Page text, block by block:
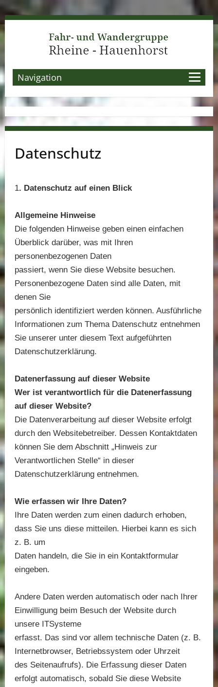
Navigation
Datenschutz
1. Datenschutz auf einen Blick
Allgemeine Hinweise
Die folgenden Hinweise geben einen einfachen
Überblick darüber, was mit Ihren
personenbezogenen Daten
passiert, wenn Sie diese Website besuchen.
Personenbezogene Daten sind alle Daten, mit
denen Sie
persönlich identifiziert werden können. Ausführliche
Informationen zum Thema Datenschutz entnehmen
Sie unserer unter diesem Text aufgeführten
Datenschutzerklärung.
Datenerfassung auf dieser Website
Wer ist verantwortlich für die Datenerfassung
auf dieser Website?
Die Datenverarbeitung auf dieser Website erfolgt
durch den Websitebetreiber. Dessen Kontaktdaten
können Sie dem Abschnitt „Hinweis zur
Verantwortlichen Stelle“ in dieser
Datenschutzerklärung entnehmen.
Wie erfassen wir Ihre Daten?
Ihre Daten werden zum einen dadurch erhoben,
dass Sie uns diese mitteilen. Hierbei kann es sich
z. B. um
Daten handeln, die Sie in ein Kontaktformular
eingeben.
Andere Daten werden automatisch oder nach Ihrer
Einwilligung beim Besuch der Website durch
unsere ITSysteme
erfasst. Das sind vor allem technische Daten (z. B.
Internetbrowser, Betriebssystem oder Uhrzeit
des Seitenaufrufs). Die Erfassung dieser Daten
erfolgt automatisch, sobald Sie diese Website